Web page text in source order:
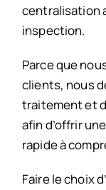
centralisation
inspection.
Parce que
clients, nous
traitement et
afin d’offrir
rapide à
Faire le choix